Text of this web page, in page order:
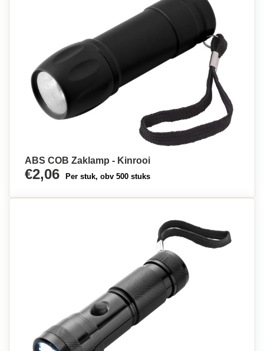
ABS COB Zaklamp - Kinrooi
€2,06 Per stuk, obv 500 stuks